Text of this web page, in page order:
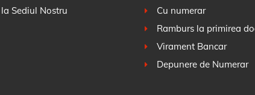
Sediul Nostru
Cu numerar
Ramburs la primirea
Virament Bancar
Depunere de Numerar